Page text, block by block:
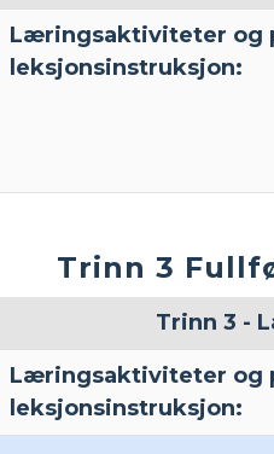
Læringsaktiviteter og
leksjonsinstruksjon:
Trinn 3
Trinn 3 -
Læringsaktiviteter og
leksjonsinstruksjon: